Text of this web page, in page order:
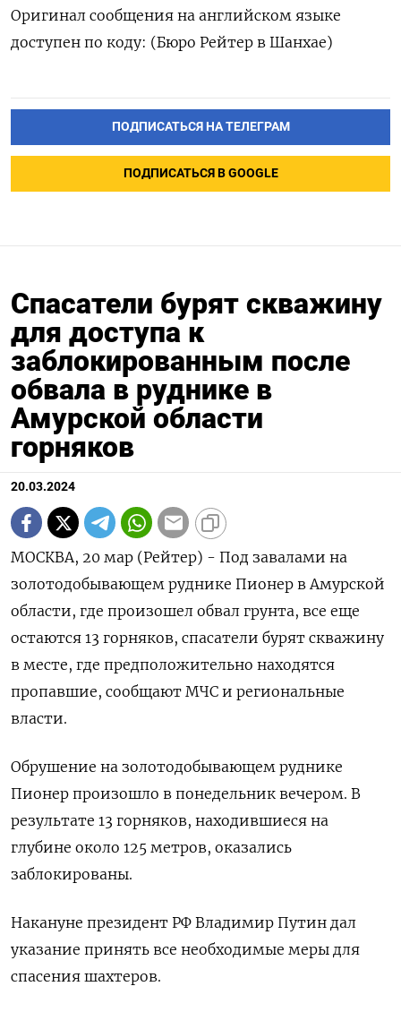
Оригинал сообщения на английском языке
доступен по коду: (Бюро Рейтер в Шанхае)
ПОДПИСАТЬСЯ НА ТЕЛЕГРАМ
ПОДПИСАТЬСЯ В GOOGLE
Спасатели бурят скважину
для доступа к
заблокированным после
обвала в руднике в
Амурской области
горняков
20.03.2024
МОСКВА, 20 мар (Рейтер) - Под завалами на
золотодобывающем руднике Пионер в Амурской
области, где произошел обвал грунта, все еще
остаются 13 горняков, спасатели бурят скважину
в месте, где предположительно находятся
пропавшие, сообщают МЧС и региональные
власти.
Обрушение на золотодобывающем руднике
Пионер произошло в понедельник вечером. В
результате 13 горняков, находившиеся на
глубине около 125 метров, оказались
заблокированы.
Накануне президент РФ Владимир Путин дал
указание принять все необходимые меры для
спасения шахтеров.